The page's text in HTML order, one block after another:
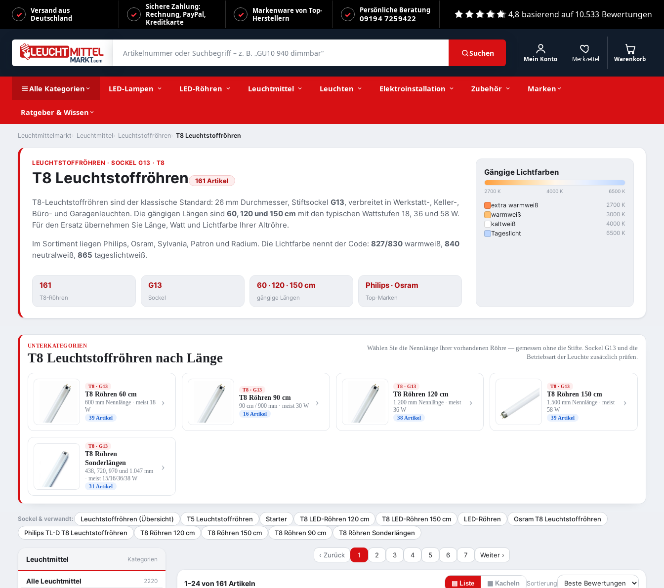
Versand aus
Deutschland
Sichere Zahlung:
Rechnung, PayPal,
Kreditkarte
Markenware von Top-
Herstellern
Persönliche Beratung
09194 7259422 4,8 basierend auf10.533 Bewertungen
Suchen
Merkzettel
Mein Konto Warenkorb
Alle Kategorien LED-Lampen LED-Röhren Leuchtmittel Leuchten Elektroinstallation Zubehör Marken
Ratgeber & Wissen
Leuchtmittelmarkt Leuchtmittel Leuchtstoffröhren T8 Leuchtstoffröhren
LEUCHTSTOFFRÖHREN · SOCKEL G13 · T8
T8 Leuchtstoffröhren 161 Artikel
T8-Leuchtstoffröhren sind der klassische Standard: 26 mm Durchmesser, Stiftsockel G13, verbreitet in Werkstatt-, Keller-,
Büro- und Garagenleuchten. Die gängigen Längen sind 60, 120 und 150 cm mit den typischen Wattstufen 18, 36 und 58 W.
Für den Ersatz übernehmen Sie Länge, Watt und Lichtfarbe Ihrer Altröhre.
Im Sortiment liegen Philips, Osram, Sylvania, Patron und Radium. Die Lichtfarbe nennt der Code: 827/830 warmweiß, 840
neutralweiß, 865 tageslichtweiß.
161
T8-Röhren
G13
Sockel
60 · 120 · 150 cm
gängige Längen
Philips · Osram
Top-Marken
Gängige Lichtfarben
2700 K 4000 K 6500 K
extra warmweiß 2700 K
warmweiß 3000 K
kaltweiß 4000 K
Tageslicht 6500 K
UNTERKATEGORIEN
T8 Leuchtstoffröhren nach Länge
Wählen Sie die Nennlänge Ihrer vorhandenen Röhre — gemessen ohne die Stifte. Sockel G13 und die
Betriebsart der Leuchte zusätzlich prüfen.
T8 · G13
T8 Röhren 60 cm
600 mm Nennlänge · meist 18
W
39 Artikel
›
T8 · G13
T8 Röhren 90 cm
90 cm / 900 mm · meist 30 W
16 Artikel
›
T8 · G13
T8 Röhren 120 cm
1.200 mm Nennlänge · meist
36 W
38 Artikel
›
T8 · G13
T8 Röhren 150 cm
1.500 mm Nennlänge · meist
58 W
39 Artikel
›
T8 · G13
T8 Röhren
Sonderlängen
438, 720, 970 und 1.047 mm
· meist 15/16/36/38 W
31 Artikel
›
Sockel & verwandt: Leuchtstoffröhren (Übersicht) T5 Leuchtstoffröhren Starter T8 LED-Röhren 120 cm T8 LED-Röhren 150 cm LED-Röhren
Osram T8 Leuchtstoffröhren
Philips TL-D T8 Leuchtstoffröhren
T8 Röhren 120 cm T8 Röhren 150 cm T8 Röhren 90 cm T8 Röhren Sonderlängen
Leuchtmittel Kategorien
Alle Leuchtmittel 2220
‹ Zurück 1 2 3 4 5 6 7 Weiter ›
1–24 von 161 Artikeln ▤ Liste ▦ Kacheln Sortierung